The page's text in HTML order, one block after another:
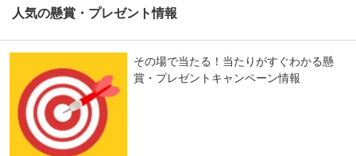
人気の懸賞・プレゼント情報
その場で当たる！当たりがすぐわかる懸
賞・プレゼントキャンペーン情報